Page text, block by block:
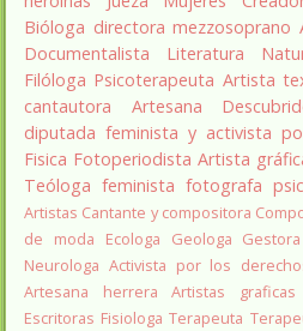
Bióloga directora mezzosoprano
Documentalista
Literatura
Filóloga Psicoterapeuta Artista
cantautora
Artesana
diputada feminista y activista
Fisica Fotoperiodista Artista
Teóloga feminista fotografa
Artistas Cantante y compositora
de moda
Ecologa Geologa
Neurologa Activista por los
Artesana herrera
Artistas graficas
Escritoras Fisiologa Terapeuta